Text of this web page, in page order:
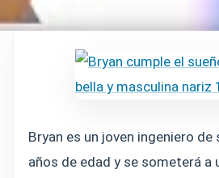
Bryan es un joven ingeniero
años de edad y se someterá a